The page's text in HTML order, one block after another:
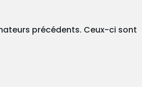
précédents. Ceux-ci sont